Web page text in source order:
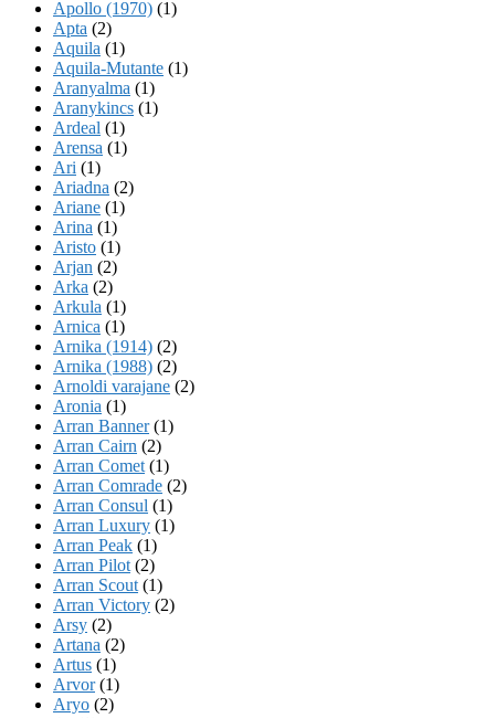
Apollo (1970) (1)
Apta (2)
Aquila (1)
Aquila-Mutante (1)
Aranyalma (1)
Aranykincs (1)
Ardeal (1)
Arensa (1)
Ari (1)
Ariadna (2)
Ariane (1)
Arina (1)
Aristo (1)
Arjan (2)
Arka (2)
Arkula (1)
Arnica (1)
Arnika (1914) (2)
Arnika (1988) (2)
Arnoldi varajane (2)
Aronia (1)
Arran Banner(1)
Arran Cairn (2)
Arran Comet (1)
Arran Comrade (2)
Arran Consul (1)
Arran Luxury (1)
Arran Peak (1)
Arran Pilot (2)
Arran Scout (1)
Arran Victory (2)
Arsy (2)
Artana (2)
Artus (1)
Arvor(1)
Aryo (2)